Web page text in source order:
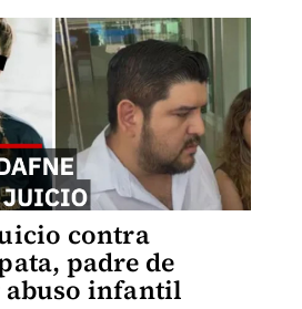
contra
padre de
abuso infantil